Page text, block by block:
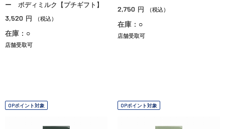
ー ボディミルク【プチギフト】
3,520 円 （税込）
在庫：○
店舗受取可
2,750 円 （税込）
在庫：○
店舗受取可
OPポイント対象 OPポイント対象